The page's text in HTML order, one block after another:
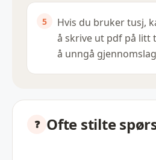
Hvis du bruker tusj,
å skrive ut pdf på litt
å unngå
Ofte stilte